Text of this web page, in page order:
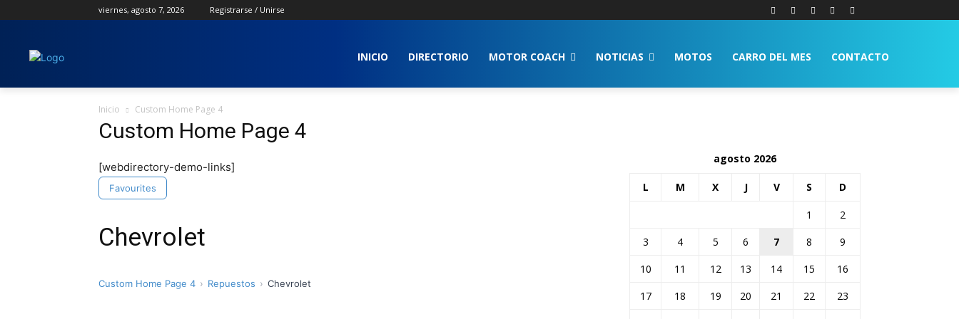
viernes, agosto 7, 2026 Registrarse / Unirse
INICIO DIRECTORIO MOTOR COACH NOTICIAS MOTOS CARRO DEL MES CONTACTO
Inicio Custom Home Page 4
Custom Home Page 4
[webdirectory-demo-links]
Favourites
Chevrolet
Custom Home Page 4 Repuestos Chevrolet
agosto 2026
L M X J V S D
1
2
3
4 5 6 7 8
9
10
11 12 13 14 15
16
17
18 19 20 21 22
23